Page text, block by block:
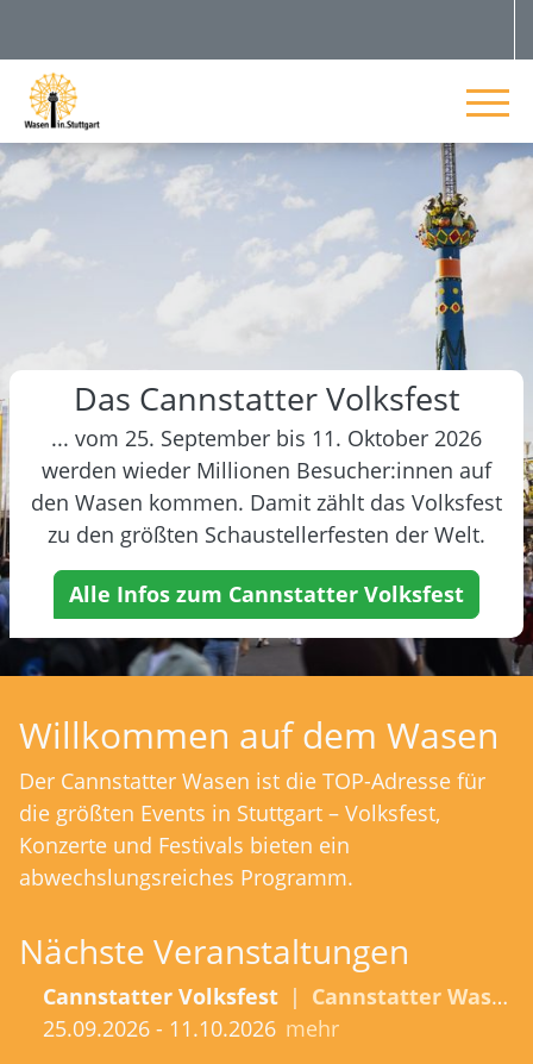
Das Cannstatter Volksfest
... vom 25. September bis 11. Oktober 2026
werden wieder Millionen Besucher:innen auf
den Wasen kommen. Damit zählt das Volksfest
zu den größten Schaustellerfesten der Welt.
Alle Infos zum Cannstatter Volksfest
Willkommen auf dem Wasen
Der Cannstatter Wasen ist die TOP-Adresse für
die größten Events in Stuttgart – Volksfest,
Konzerte und Festivals bieten ein
abwechslungsreiches Programm.
Nächste Veranstaltungen
Cannstatter Volksfest | Cannstatter Wasen
25.09.2026 - 11.10.2026 mehr